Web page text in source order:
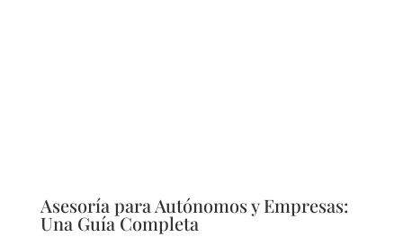
Asesoría para Autónomos y Empresas:
Una Guía Completa